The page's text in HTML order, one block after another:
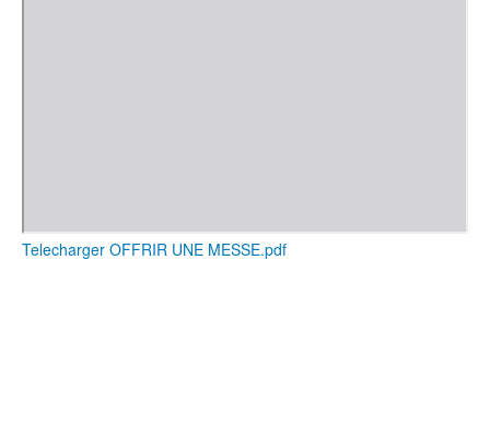
Telecharger OFFRIR UNE MESSE.pdf